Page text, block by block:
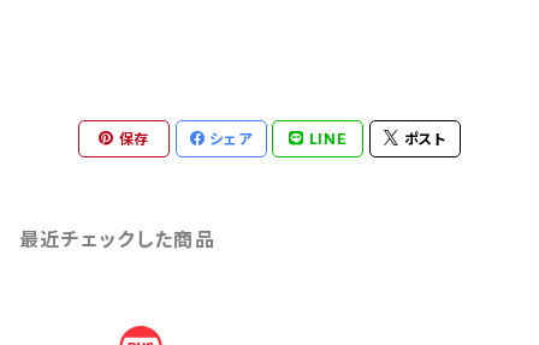
保存 シェア LINE ポスト
最近チェックした商品